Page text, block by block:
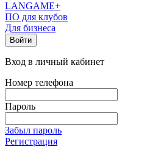
LANGAME+
ПО для клубов
Для бизнеса
Войти
Вход в личный кабинет
Номер телефона
Пароль
Забыл пароль
Регистрация